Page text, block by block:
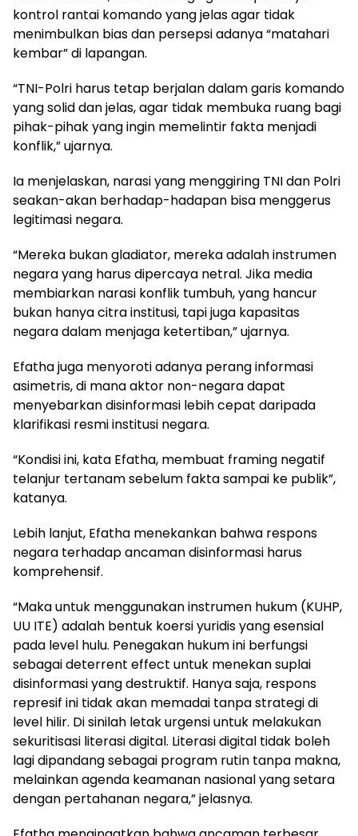
kontrol rantai komando yang jelas agar tidak
menimbulkan bias dan persepsi adanya “matahari
kembar” di lapangan.
“TNI-Polri harus tetap berjalan dalam garis komando
yang solid dan jelas, agar tidak membuka ruang bagi
pihak-pihak yang ingin memelintir fakta menjadi
konflik,” ujarnya.
Ia menjelaskan, narasi yang menggiring TNI dan Polri
seakan-akan berhadap-hadapan bisa menggerus
legitimasi negara.
“Mereka bukan gladiator, mereka adalah instrumen
negara yang harus dipercaya netral. Jika media
membiarkan narasi konflik tumbuh, yang hancur
bukan hanya citra institusi, tapi juga kapasitas
negara dalam menjaga ketertiban,” ujarnya.
Efatha juga menyoroti adanya perang informasi
asimetris, di mana aktor non-negara dapat
menyebarkan disinformasi lebih cepat daripada
klarifikasi resmi institusi negara.
“Kondisi ini, kata Efatha, membuat framing negatif
telanjur tertanam sebelum fakta sampai ke publik”,
katanya.
Lebih lanjut, Efatha menekankan bahwa respons
negara terhadap ancaman disinformasi harus
komprehensif.
“Maka untuk menggunakan instrumen hukum (KUHP,
UU ITE) adalah bentuk koersi yuridis yang esensial
pada level hulu. Penegakan hukum ini berfungsi
sebagai deterrent effect untuk menekan suplai
disinformasi yang destruktif. Hanya saja, respons
represif ini tidak akan memadai tanpa strategi di
level hilir. Di sinilah letak urgensi untuk melakukan
sekuritisasi literasi digital. Literasi digital tidak boleh
lagi dipandang sebagai program rutin tanpa makna,
melainkan agenda keamanan nasional yang setara
dengan pertahanan negara,” jelasnya.